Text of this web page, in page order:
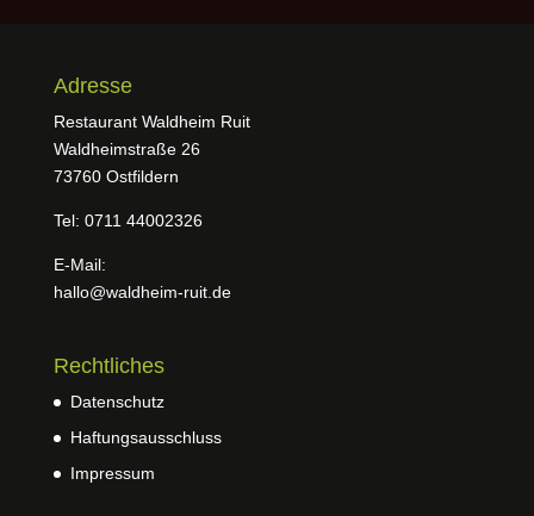
Adresse
Restaurant Waldheim Ruit
Waldheimstraße 26
73760 Ostfildern
Tel: 0711 44002326
E-Mail:
hallo@waldheim-ruit.de
Rechtliches
Datenschutz
Haftungsausschluss
Impressum